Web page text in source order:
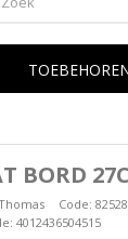
BORD
Code:
4012436504515